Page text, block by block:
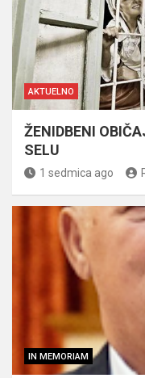
AKTUELNO
ŽENIDBENI
SELU
1 sedmica ago
IN MEMORIAM